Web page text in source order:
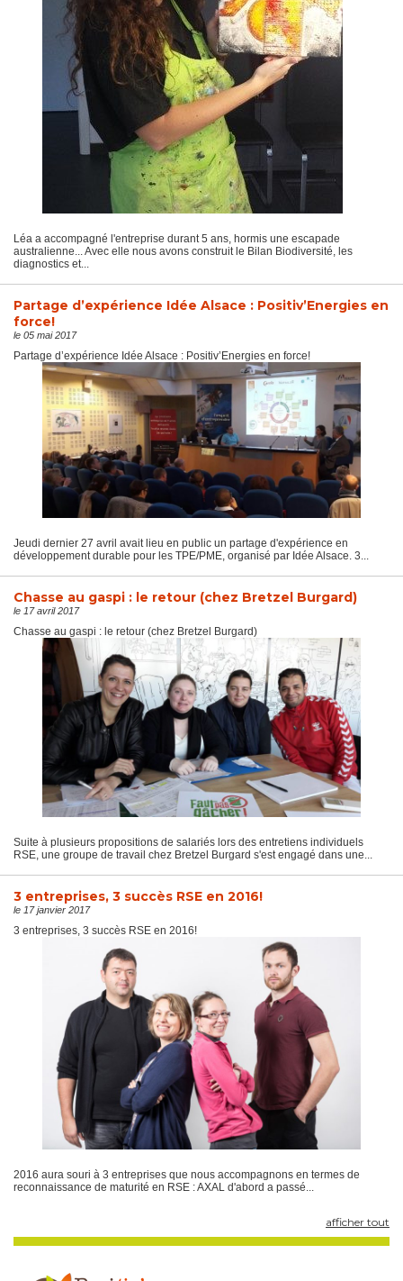
Léa a accompagné l'entreprise durant 5 ans, hormis une escapade
australienne... Avec elle nous avons construit le Bilan Biodiversité, les
diagnostics et...
Partage d’expérience Idée Alsace : Positiv’Energies en
force!
le 05 mai 2017
Partage d’expérience Idée Alsace : Positiv’Energies en force!
Jeudi dernier 27 avril avait lieu en public un partage d'expérience en
développement durable pour les TPE/PME, organisé par Idée Alsace. 3...
Chasse au gaspi : le retour (chez Bretzel Burgard)
le 17 avril 2017
Chasse au gaspi : le retour (chez Bretzel Burgard)
Suite à plusieurs propositions de salariés lors des entretiens individuels
RSE, une groupe de travail chez Bretzel Burgard s'est engagé dans une...
3 entreprises, 3 succès RSE en 2016!
le 17 janvier 2017
3 entreprises, 3 succès RSE en 2016!
2016 aura souri à 3 entreprises que nous accompagnons en termes de
reconnaissance de maturité en RSE : AXAL d'abord a passé...
afficher tout